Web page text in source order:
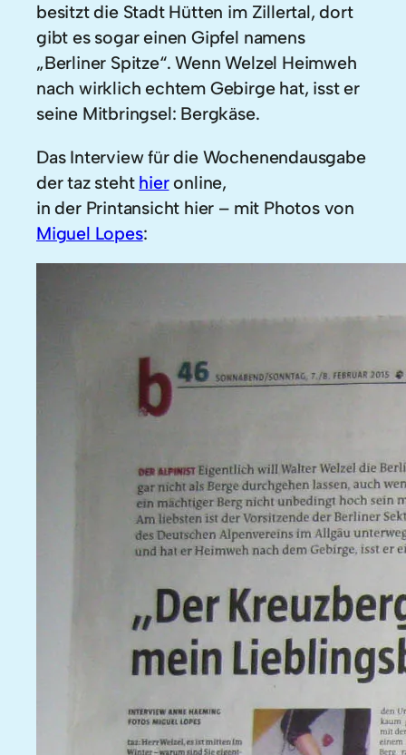
besitzt die Stadt Hütten im Zillertal, dort
gibt es sogar einen Gipfel namens
„Berliner Spitze“. Wenn Welzel Heimweh
nach wirklich echtem Gebirge hat, isst er
seine Mitbringsel: Bergkäse.
Das Interview für die Wochenendausgabe
der taz steht hieronline,
in der Printansicht hier – mit Photos von
Miguel Lopes: